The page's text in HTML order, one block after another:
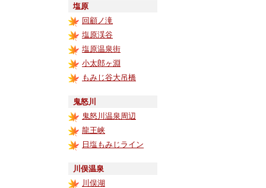
塩原
回顧ノ滝
塩原渓谷
塩原温泉街
小太郎ヶ淵
もみじ谷大吊橋
鬼怒川
鬼怒川温泉周辺
龍王峡
日塩もみじライン
川俣温泉
川俣湖